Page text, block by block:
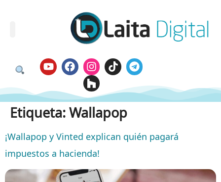
Etiqueta:Wallapop
¡Wallapop y Vinted explican quién pagará
impuestos a hacienda!